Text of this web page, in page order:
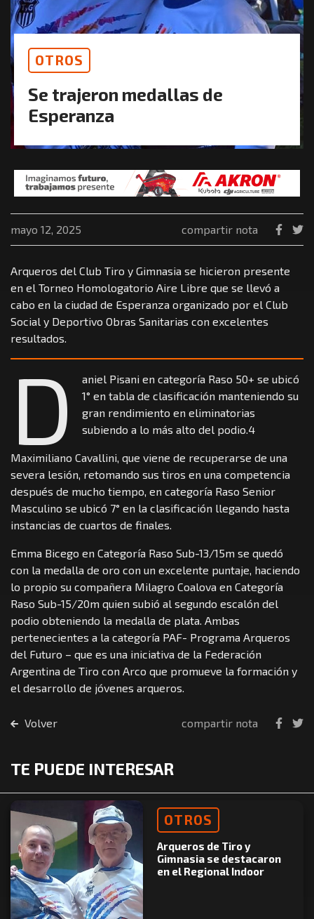
OTROS
Se trajeron medallas de
Esperanza
mayo 12, 2025 compartir nota
Arqueros del Club Tiro y Gimnasia se hicieron presente
en el Torneo Homologatorio Aire Libre que se llevó a
cabo en la ciudad de Esperanza organizado por el Club
Social y Deportivo Obras Sanitarias con excelentes
resultados.
D
aniel Pisani en categoría Raso 50+ se ubicó
1° en tabla de clasificación manteniendo su
gran rendimiento en eliminatorias
subiendo a lo más alto del podio.4
Maximiliano Cavallini, que viene de recuperarse de una
severa lesión, retomando sus tiros en una competencia
después de mucho tiempo, en categoría Raso Senior
Masculino se ubicó 7° en la clasificación llegando hasta
instancias de cuartos de finales.
Emma Bicego en Categoría Raso Sub-13/15m se quedó
con la medalla de oro con un excelente puntaje, haciendo
lo propio su compañera Milagro Coalova en Categoría
Raso Sub-15/20m quien subió al segundo escalón del
podio obteniendo la medalla de plata. Ambas
pertenecientes a la categoría PAF- Programa Arqueros
del Futuro – que es una iniciativa de la Federación
Argentina de Tiro con Arco que promueve la formación y
el desarrollo de jóvenes arqueros.
Volver compartir nota
TE PUEDE INTERESAR
OTROS
Arqueros de Tiro y
Gimnasia se destacaron
en el Regional Indoor